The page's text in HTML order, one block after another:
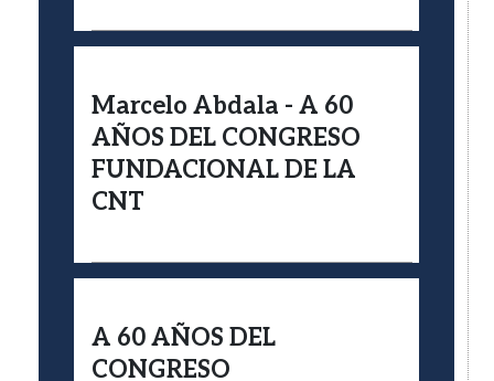
Marcelo Abdala - A 60
AÑOS DEL CONGRESO
FUNDACIONAL DE LA
CNT
A 60 AÑOS DEL
CONGRESO